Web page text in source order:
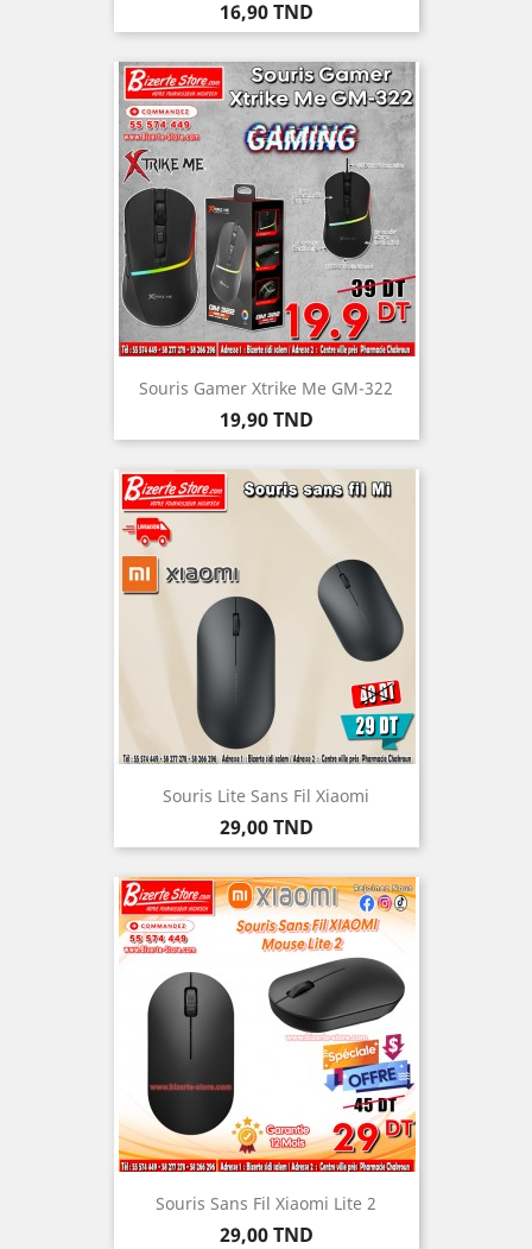
Prix
16,90 TND
Souris Gamer Xtrike Me GM-322
Prix
19,90 TND
Souris Lite Sans Fil Xiaomi
Prix
29,00 TND
Souris Sans Fil Xiaomi Lite 2
Prix
29,00 TND